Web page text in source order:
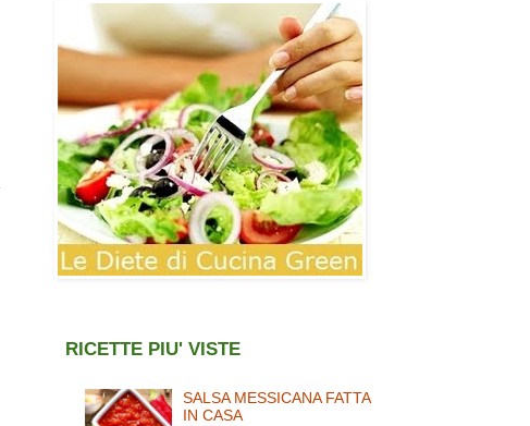
RICETTE PIU' VISTE
SALSA MESSICANA FATTA
IN CASA